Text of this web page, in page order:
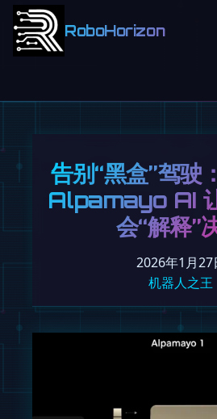
RoboHorizon
告别“黑盒”驾
Alpamayo AI
会“解释”
2026年1月27
机器人之王